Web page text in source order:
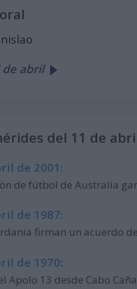
de abril
del 11 de
de 2001:
de fútbol de Australia
de 1987:
firman un acuerdo
de 1970:
Apolo 13 desde Cabo